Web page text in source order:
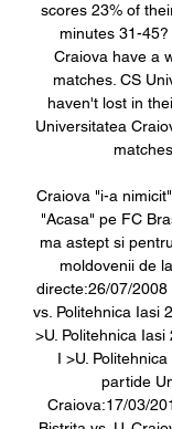
scores 23% of
minutes 31-
Craiova have a
matches. CS
haven't lost in
Universitatea
Craiova "i-a
"Acasa" pe FC
ma astept si
moldovenii de
directe:26/07/2008
vs. Politehnica Iasi
>U. Politehnica
I >U.
partide
Craiova:17/03/